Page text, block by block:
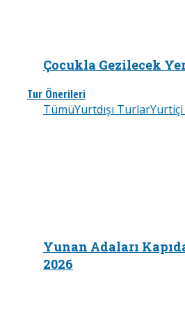
Çocukla Gezilecek
Tur Önerileri
TümüYurtdışı Turlar
Yunan Adaları
2026